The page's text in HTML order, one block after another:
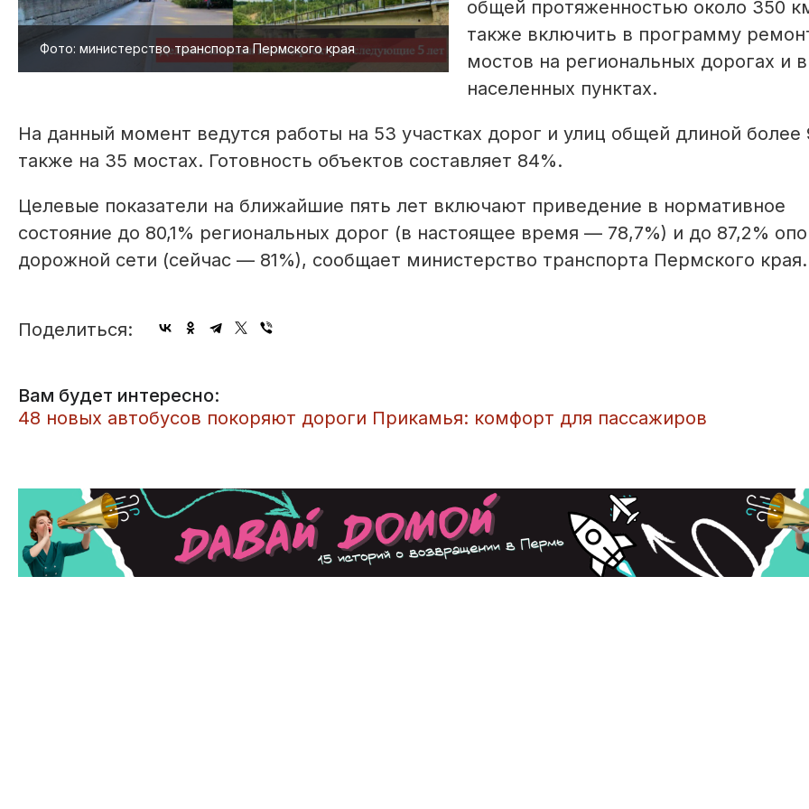
Фото: министерство транспорта Пермского края
общей протяженностью около 350
также включить в программу
мостов на региональных дорогах и в
населенных пунктах.
На данный момент ведутся работы на 53 участках дорог и улиц общей длиной более
также на 35 мостах. Готовность объектов составляет 84%.
Целевые показатели на ближайшие пять лет включают приведение в нормативное
состояние до 80,1% региональных дорог (в настоящее время — 78,7%) и до 87,2%
дорожной сети (сейчас — 81%), сообщает министерство транспорта Пермского края.
Поделиться:
Вам будет интересно:
48 новых автобусов покоряют дороги Прикамья: комфорт для пассажиров